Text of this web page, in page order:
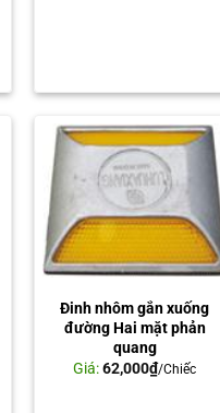
Đinh nhôm gắn xuống
đường Hai mặt phản
quang
Giá:62,000₫/Chiếc